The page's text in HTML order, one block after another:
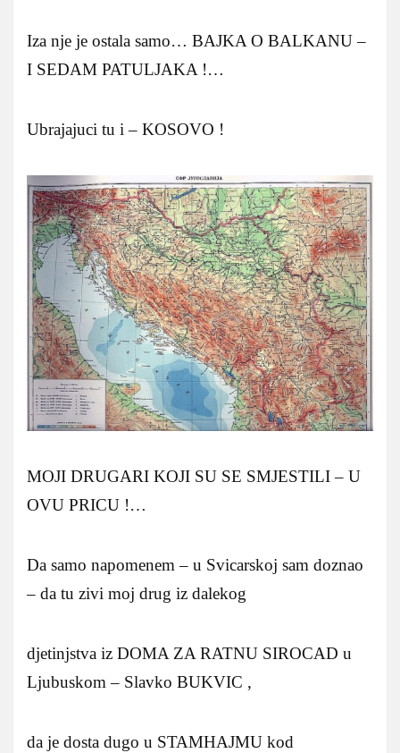
Iza nje je ostala samo… BAJKA O BALKANU –
I SEDAM PATULJAKA !…
Ubrajajuci tu i – KOSOVO !
MOJI DRUGARI KOJI SU SE SMJESTILI – U
OVU PRICU !…
Da samo napomenem – u Svicarskoj sam doznao
– da tu zivi moj drug iz dalekog
djetinjstva iz DOMA ZA RATNU SIROCAD u
Ljubuskom – Slavko BUKVIC ,
da je dosta dugo u STAMHAJMU kod